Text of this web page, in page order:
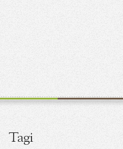
Tagi